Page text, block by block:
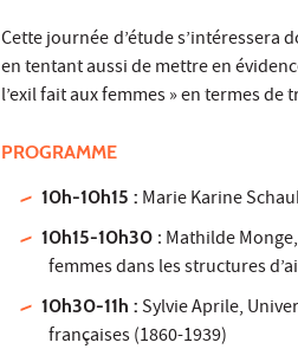
Cette journée d’étude s’intéressera
en tentant aussi de mettre en
l’exil fait aux femmes » en termes de
PROGRAMME
10h-10h15 : Marie Karine
10h15-10h30 : Mathilde
femmes dans les structures
10h30-11h : Sylvie Aprile,
françaises (1860-1939)